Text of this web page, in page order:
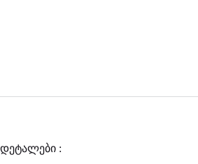
დეტალები :